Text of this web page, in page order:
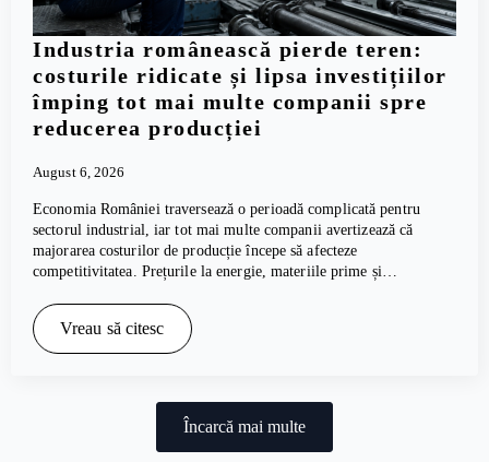
Industria românească pierde teren:
costurile ridicate și lipsa investițiilor
împing tot mai multe companii spre
reducerea producției
August 6, 2026
Economia României traversează o perioadă complicată pentru
sectorul industrial, iar tot mai multe companii avertizează că
majorarea costurilor de producție începe să afecteze
competitivitatea. Prețurile la energie, materiile prime și…
Vreau să citesc
Încarcă mai multe